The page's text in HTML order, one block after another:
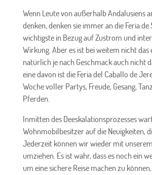
Wenn Leute von außerhalb Andalusiens
denken, denken sie immer an die Feria de
wichtigste in Bezug auf Zustrom und
Wirkung. Aber es ist bei weitem nicht das
natürlich je nach Geschmack auch nicht
eine davon ist die Feria del Caballo de
Woche voller Partys, Freude, Gesang,
Pferden.
Inmitten des Deeskalationsprozesses
Wohnmobilbesitzer auf die Neuigkeiten,
Jederzeit können wir wieder mit
umziehen. Es ist wahr, dass es noch ein
um eine sichere Reise machen zu können,